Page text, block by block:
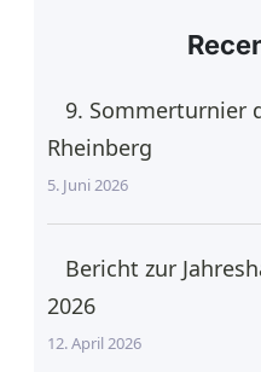
9. Sommerturnier
Rheinberg
5. Juni 2026
Bericht zur
2026
12. April 2026